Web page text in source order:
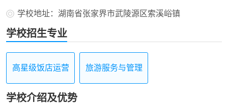
学校地址：湖南省张家界市武陵源区索溪峪镇
学校招生专业
高星级饭店运营
旅游服务与管理
学校介绍及优势